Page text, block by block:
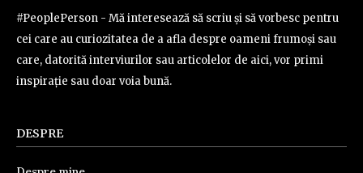
#PeoplePerson - Mă interesează să scriu și să vorbesc pentru
cei care au curiozitatea de a afla despre oameni frumoși sau
care, datorită interviurilor sau articolelor de aici, vor primi
inspirație sau doar voia bună.
DESPRE